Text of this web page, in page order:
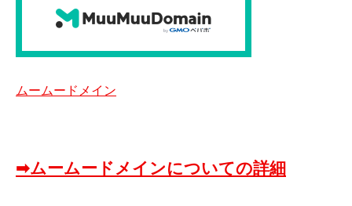
ムームードメイン
➡ムームードメインについての詳細